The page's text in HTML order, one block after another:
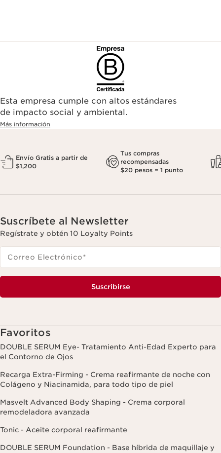
Esta empresa cumple con altos estándares
de impacto social y ambiental.
Más información
Envío Gratis a partir de
$1,200
Tus compras
recompensadas
$20 pesos = 1 punto
Suscríbete al Newsletter
Regístrate y obtén 10 Loyalty Points
Correo Electrónico*
Suscribirse
Favoritos
DOUBLE SERUM Eye- Tratamiento Anti-Edad Experto para
el Contorno de Ojos
Recarga Extra-Firming - Crema reafirmante de noche con
Colágeno y Niacinamida, para todo tipo de piel
Masvelt Advanced Body Shaping - Crema corporal
remodeladora avanzada
Tonic - Aceite corporal reafirmante
DOUBLE SERUM Foundation - Base híbrida de maquillaje y